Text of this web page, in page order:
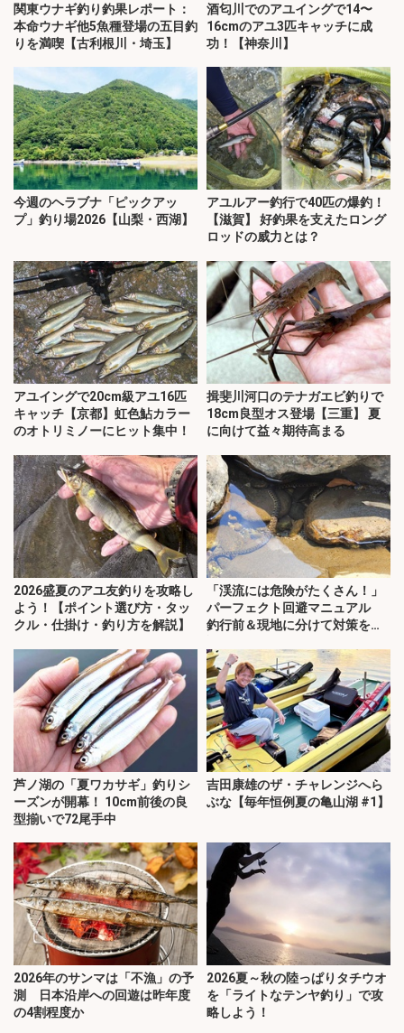
関東ウナギ釣り釣果レポート：
本命ウナギ他5魚種登場の五目釣
りを満喫【古利根川・埼玉】
酒匂川でのアユイングで14〜
16cmのアユ3匹キャッチに成
功！【神奈川】
今週のヘラブナ「ピックアッ
プ」釣り場2026【山梨・西湖】
アユルアー釣行で40匹の爆釣！
【滋賀】 好釣果を支えたロング
ロッドの威力とは？
アユイングで20cm級アユ16匹
キャッチ【京都】虹色鮎カラー
のオトリミノーにヒット集中！
揖斐川河口のテナガエビ釣りで
18cm良型オス登場【三重】 夏
に向けて益々期待高まる
2026盛夏のアユ友釣りを攻略し
よう！【ポイント選び方・タッ
クル・仕掛け・釣り方を解説】
「渓流には危険がたくさん！」
パーフェクト回避マニュアル
釣行前＆現地に分けて対策を解
芦ノ湖の「夏ワカサギ」釣りシ
ーズンが開幕！ 10cm前後の良
型揃いで72尾手中
吉田康雄のザ・チャレンジへら
ぶな【毎年恒例夏の亀山湖 #1】
2026年のサンマは「不漁」の予
測 日本沿岸への回遊は昨年度
の4割程度か
2026夏～秋の陸っぱりタチウオ
を「ライトなテンヤ釣り」で攻
略しよう！